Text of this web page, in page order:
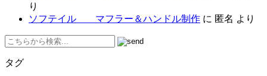
り
ソフテイル マフラー＆ハンドル制作 に 匿名 より
タグ